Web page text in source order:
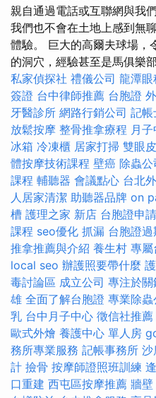
親自通過電話或互聯網與我
我們也不會在土地上感到無
體驗。 巨大的高爾夫球場，
的洞穴，經驗甚至是馬俱樂
私家偵探社 禮儀公司 龍潭眼
簽證 台中律師推薦 台胞證
牙醫診所 網路行銷公司 記帳
放鬆按摩 整骨推拿療程 月
冰箱 冷凍櫃 居家打掃 雙眼皮
體按摩技術課程 壁癌 除蟲公
課程 輔聽器 會議點心 台北
人居家清潔 助聽器品牌 on
槽 護理之家 新店 台胞證申請
課程 seo優化 抓漏 台胞證過
推拿推薦與介紹 養生村 專屬
local seo 辦護照要帶什麼
毒討論區 成立公司 專注於關
雄 全面了解台胞證 專業除
乳 台中月子中心 徵信社推薦
歐式外燴 養護中心 單人房
務所專業服務 記帳事務所 沙
計 撿骨 按摩師證照班訓練
口重建 西屯區按摩推薦 牆壁